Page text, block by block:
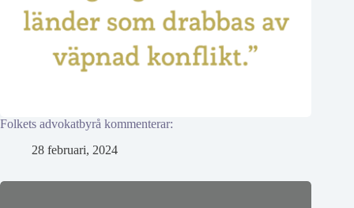
Folkets advokatbyrå kommenterar:
28 februari, 2024